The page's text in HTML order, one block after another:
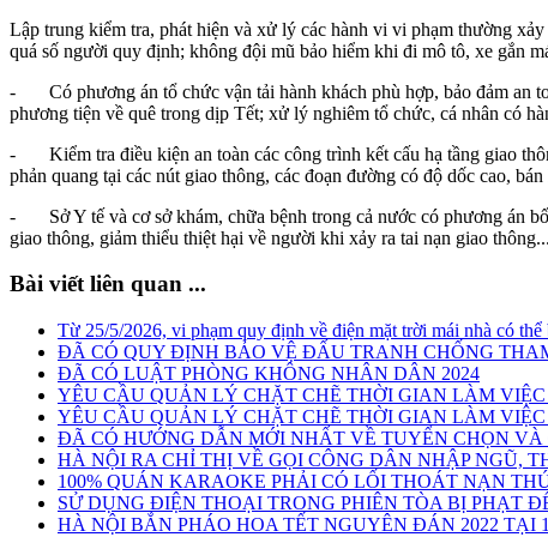
Lập trung kiểm tra, phát hiện và xử lý các hành vi vi phạm thường
quá số người quy định; không đội mũ bảo hiểm khi đi mô tô, xe gắn
- Có phương án tổ chức vận tải hành khách phù hợp, bảo đảm an
phương tiện về quê trong dịp Tết; xử lý nghiêm tổ chức, cá nhân có
- Kiểm tra điều kiện an toàn các công trình kết cấu hạ tầng giao
phản quang tại các nút giao thông, các đoạn đường có độ dốc cao,
- Sở Y tế và cơ sở khám, chữa bệnh trong cả nước có phương án bố
giao thông, giảm thiểu thiệt hại về người khi xảy ra tai nạn giao thông...
Bài viết liên quan ...
Từ 25/5/2026, vi phạm quy định về điện mặt trời mái nhà có
ĐÃ CÓ QUY ĐỊNH BẢO VỆ ĐẤU TRANH CHỐNG
ĐÃ CÓ LUẬT PHÒNG KHÔNG NHÂN DÂN 2024
YÊU CẦU QUẢN LÝ CHẶT CHẼ THỜI GIAN LÀM
YÊU CẦU QUẢN LÝ CHẶT CHẼ THỜI GIAN LÀM
ĐÃ CÓ HƯỚNG DẪN MỚI NHẤT VỀ TUYỂN CHỌN VÀ
HÀ NỘI RA CHỈ THỊ VỀ GỌI CÔNG DÂN NHẬP NGŨ,
100% QUÁN KARAOKE PHẢI CÓ LỐI THOÁT NẠN
SỬ DỤNG ĐIỆN THOẠI TRONG PHIÊN TÒA BỊ PHẠT
HÀ NỘI BẮN PHÁO HOA TẾT NGUYÊN ĐÁN 2022 TẠI